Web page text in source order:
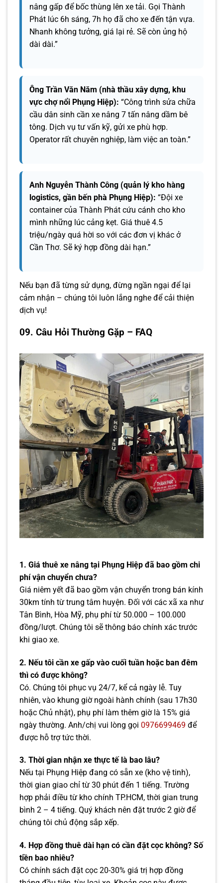
nâng gấp để bốc thùng lên xe tải. Gọi Thành
Phát lúc 6h sáng, 7h họ đã cho xe đến tận vựa.
Nhanh không tưởng, giá lại rẻ. Sẽ còn ủng hộ
dài dài.”
Ông Trần Văn Năm (nhà thầu xây dựng, khu
vực chợ nổi Phụng Hiệp): “Công trình sửa chữa
cầu dân sinh cần xe nâng 7 tấn nâng dầm bê
tông. Dịch vụ tư vấn kỹ, gửi xe phù hợp.
Operator rất chuyên nghiệp, làm việc an toàn.”
Anh Nguyễn Thành Công (quản lý kho hàng
logistics, gần bến phà Phụng Hiệp): “Đội xe
container của Thành Phát cứu cánh cho kho
mình những lúc cảng kẹt. Giá thuê 4.5
triệu/ngày quá hời so với các đơn vị khác ở
Cần Thơ. Sẽ ký hợp đồng dài hạn.”
Nếu bạn đã từng sử dụng, đừng ngần ngại để lại
cảm nhận – chúng tôi luôn lắng nghe để cải thiện
dịch vụ!
09. Câu Hỏi Thường Gặp – FAQ
1. Giá thuê xe nâng tại Phụng Hiệp đã bao gồm chi
phí vận chuyển chưa?
Giá niêm yết đã bao gồm vận chuyển trong bán kính
30km tính từ trung tâm huyện. Đối với các xã xa như
Tân Bình, Hòa Mỹ, phụ phí từ 50.000 – 100.000
đồng/lượt. Chúng tôi sẽ thông báo chính xác trước
khi giao xe.
2. Nếu tôi cần xe gấp vào cuối tuần hoặc ban đêm
thì có được không?
Có. Chúng tôi phục vụ 24/7, kể cả ngày lễ. Tuy
nhiên, vào khung giờ ngoài hành chính (sau 17h30
hoặc Chủ nhật), phụ phí làm thêm giờ là 15% giá
ngày thường. Anh/chị vui lòng gọi 0976699469 để
được hỗ trợ tức thời.
3. Thời gian nhận xe thực tế là bao lâu?
Nếu tại Phụng Hiệp đang có sẵn xe (kho vệ tinh),
thời gian giao chỉ từ 30 phút đến 1 tiếng. Trường
hợp phải điều từ kho chính TP.HCM, thời gian trung
bình 2 – 4 tiếng. Quý khách nên đặt trước 2 giờ để
chúng tôi chủ động sắp xếp.
4. Hợp đồng thuê dài hạn có cần đặt cọc không? Số
tiền bao nhiêu?
Có chính sách đặt cọc 20-30% giá trị hợp đồng